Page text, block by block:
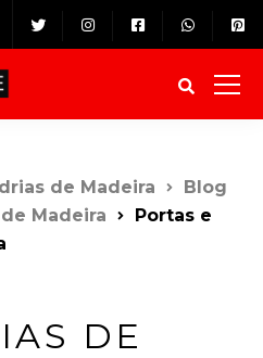
de Madeira
Blog
Madeira
Portas e
DE